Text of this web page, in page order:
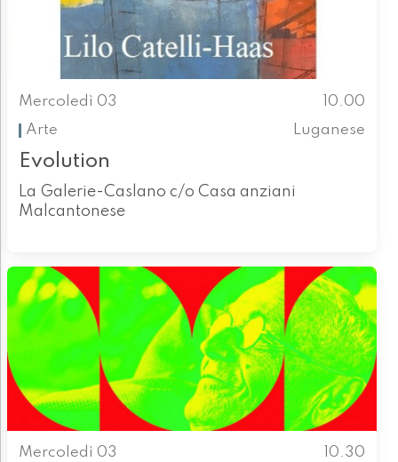
Mercoledì 03
10.00
Arte
Luganese
Evolution
La Galerie-Caslano c/o Casa anziani
Malcantonese
Mercoledì 03
10.30